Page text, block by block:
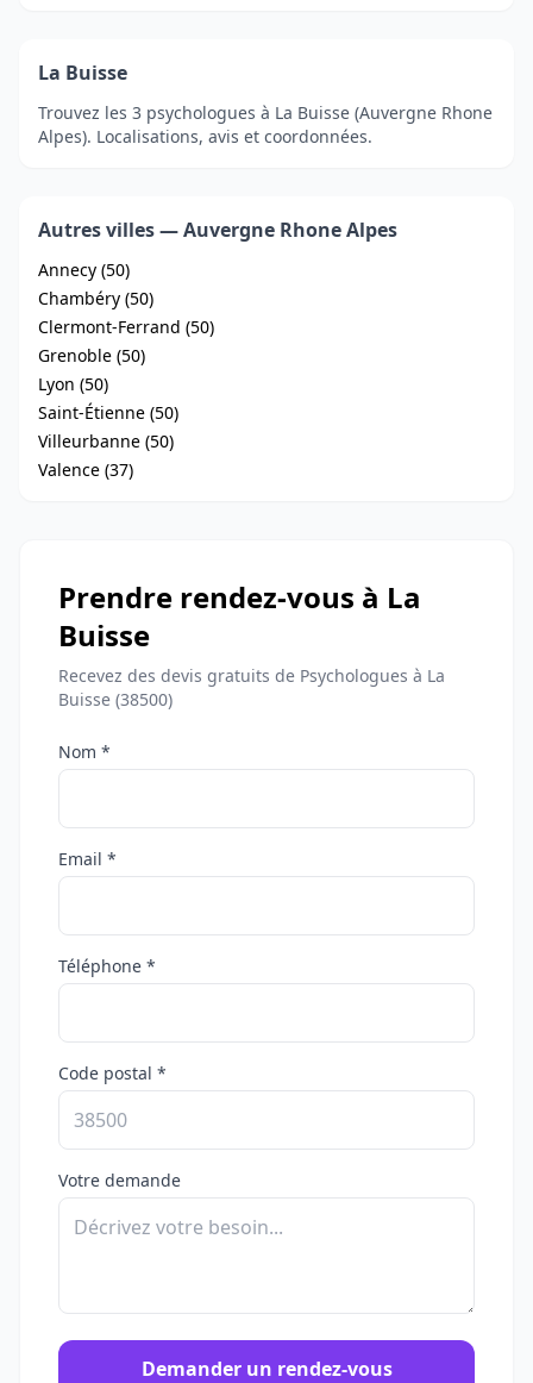
La Buisse
Trouvez les 3 psychologues à La Buisse (Auvergne Rhone
Alpes). Localisations, avis et coordonnées.
Autres villes — Auvergne Rhone Alpes
Annecy (50)
Chambéry (50)
Clermont-Ferrand (50)
Grenoble (50)
Lyon (50)
Saint-Étienne (50)
Villeurbanne (50)
Valence (37)
Prendre rendez-vous à La
Buisse
Recevez des devis gratuits de Psychologues à La
Buisse (38500)
Nom *
Email *
Téléphone *
Code postal *
Votre demande
Demander un rendez-vous